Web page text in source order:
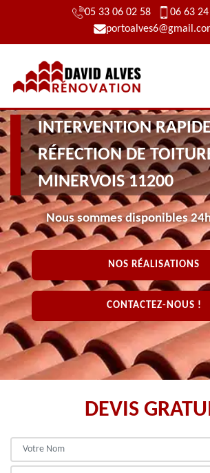
05 33 06 02 58
06 63
INTERVENTION
RÉFECTION DE
MINERVOIS 11200
Nous sommes disponibles
NOS RÉALISATIONS
CONTACTEZ-NOUS !
DEVIS